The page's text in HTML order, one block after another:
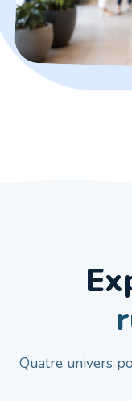
Quatre univers